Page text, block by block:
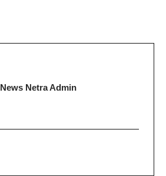
News Netra Admin